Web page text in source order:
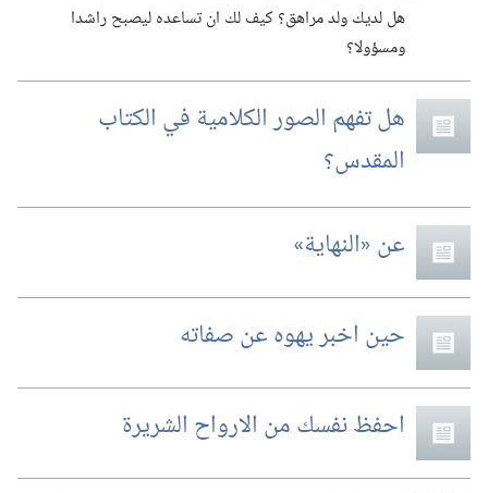
هل لديك ولد مراهق؟‏ كيف لك ان تساعده ليصبح راشدا
ومسؤولا؟‏
هل تفهم الصور الكلامية في الكتاب
المقدس؟‏
عن «النهاية»‏
حين اخبر يهوه عن صفاته
احفظ نفسك من الارواح الشريرة